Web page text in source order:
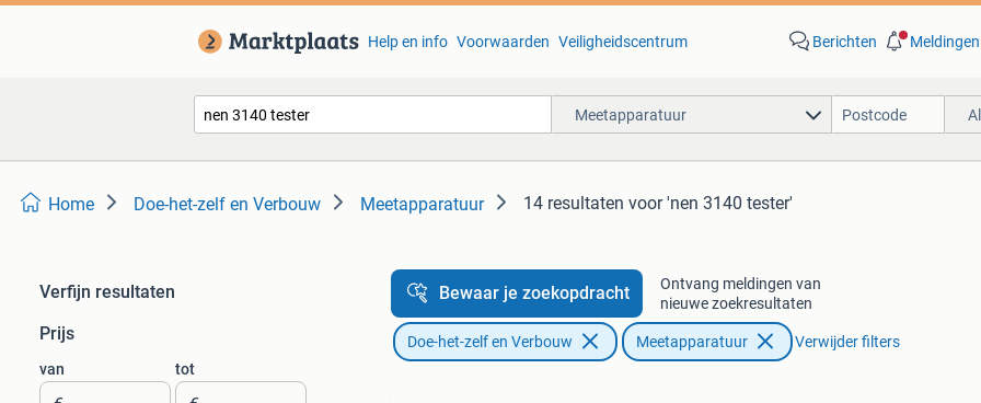
Help en info Voorwaarden Veiligheidscentrum Berichten Meldingen
Meetapparatuur
Home Doe-het-zelf en Verbouw Meetapparatuur 14 resultaten voor 'nen 3140 tester'
Verfijn resultaten
Prijs
van tot
Bewaar je zoekopdracht
Ontvang meldingen van
nieuwe zoekresultaten
Doe-het-zelf en Verbouw Meetapparatuur Verwijder filters